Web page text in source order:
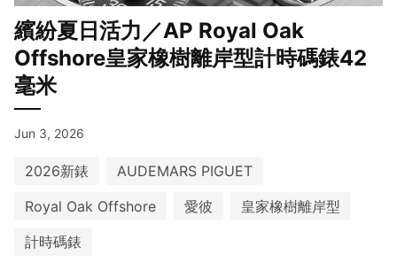
繽紛夏日活力／AP Royal Oak
Offshore皇家橡樹離岸型計時碼錶42
毫米
Jun 3, 2026
2026新錶
AUDEMARS PIGUET
Royal Oak Offshore
愛彼
皇家橡樹離岸型
計時碼錶